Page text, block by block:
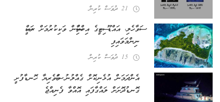
21 ދުވަސް ކުރިން
ސަވާހެލި، އައްޑޫ ސިޓީގެ އިހްތިސާސުން ވަކިކުރުމަށް ރައީސް
ނިންމަވައިފި
15 ދުވަސް ކުރިން
އެންދަމަން އުޅެނިކޮށް ގެއްލުނު މަސްވެރިޔާ ހޮނޑާފުށީ
ގޮނޑުދޮށަށް ލައްގާފައި އޮއްވާ ފެނިއްޖެ